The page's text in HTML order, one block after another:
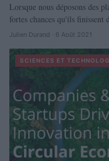
Lorsque nous déposons des
fortes chances qu'ils
Julien Durand · 6 Août 2021
SCIENCES ET